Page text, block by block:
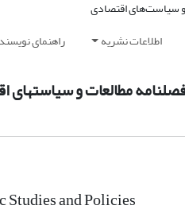
اطلاعات نشریه راهنمای
مطالعات و سیاستهای
and Policies